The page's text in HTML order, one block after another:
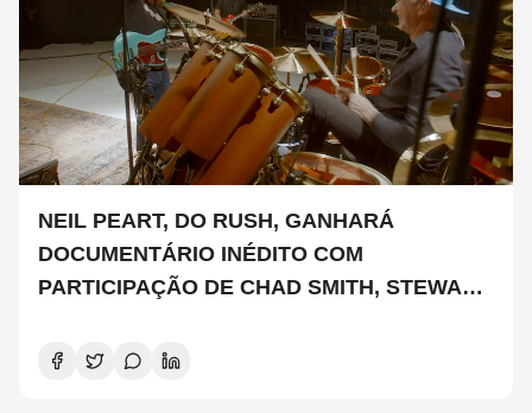
NEIL PEART, DO RUSH, GANHARÁ
DOCUMENTÁRIO INÉDITO COM
PARTICIPAÇÃO DE CHAD SMITH, STEWART